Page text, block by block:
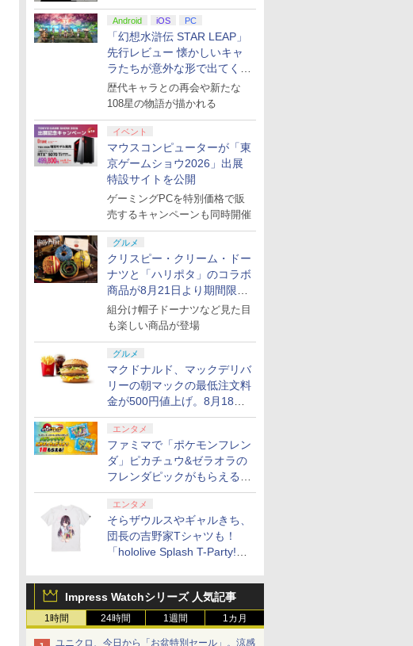
ズ情報が公開
Android iOS PC
「幻想水滸伝 STAR LEAP」
先行レビュー 懐かしいキャ
ラたちが意外な形で出てくる
シリーズ完全新作！
歴代キャラとの再会や新たな
108星の物語が描かれる
イベント
マウスコンピューターが「東
京ゲームショウ2026」出展
特設サイトを公開
ゲーミングPCを特別価格で販
売するキャンペーンも同時開催
グルメ
クリスピー・クリーム・ドー
ナツと「ハリポタ」のコラボ
商品が8月21日より期間限定
で発売
組分け帽子ドーナツなど見た目
も楽しい商品が登場
グルメ
マクドナルド、マックデリバ
リーの朝マックの最低注文料
金が500円値上げ。8月18日
より1,500円から受付
エンタメ
ファミマで「ポケモンフレン
ダ」ピカチュウ&ゼラオラの
フレンダピックがもらえるキ
ャンペーン開催！
エンタメ
そらザウルスやギャルきち、
団長の吉野家Tシャツも！
「hololive Splash T-Party!」
＆オンライン販売開始
Impress Watchシリーズ 人気記事
1時間 24時間 1週間 1カ月
ユニクロ、今日から「お盆特別セール」。涼感